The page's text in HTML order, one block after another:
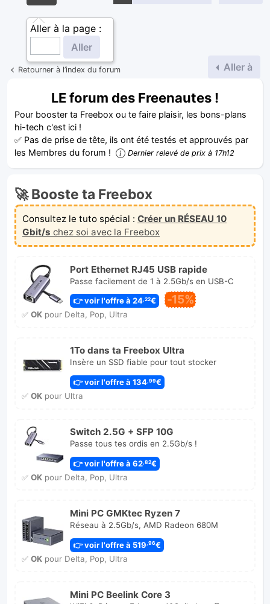
Aller à la page :
Retourner à l’index du forum Aller à
LE forum des Freenautes !
Pour booster ta Freebox ou te faire plaisir, les bons-plans
hi-tech c'est ici !
✅ Pas de prise de tête, ils ont été testés et approuvés par
les Membres du forum !
Dernier relevé de prix à 17h12
🚀 Booste ta Freebox
Consultez le tuto spécial : Créer un RÉSEAU 10
Gbit/s chez soi avec la Freebox
Port Ethernet RJ45 USB rapide
Passe facilement de 1 à 2.5Gb/s en USB-C
👉 voir l'offre à 24 ,22€ -15%
✅ OKpour Delta, Pop, Ultra
1To dans ta Freebox Ultra
Insère un SSD fiable pour tout stocker
👉 voir l'offre à 134 ,99€
✅ OKpour Ultra
Switch 2.5G + SFP 10G
Passe tous tes ordis en 2.5Gb/s !
👉 voir l'offre à 62,82€
✅ OKpour Delta, Pop, Ultra
Mini PC GMKtec Ryzen 7
Réseau à 2.5Gb/s, AMD Radeon 680M
👉 voir l'offre à 519,96€
✅ OKpour Delta, Pop, Ultra
Mini PC Beelink Core 3